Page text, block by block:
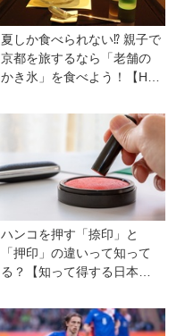
夏しか食べられない⁉︎ 親子で
京都を旅するなら「老舗の
かき氷」を食べよう！【Hu
ワザ・裏ミチ徹底ガイド】
ハンコを押す「捺印」と
「押印」の違いって知って
る？【知って得する日本語